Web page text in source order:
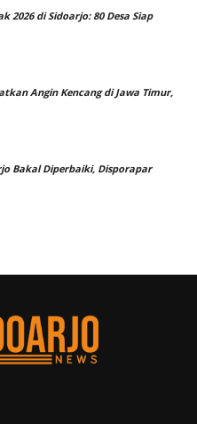
2026 di Sidoarjo: 80 Desa Siap
Angin Kencang di Jawa Timur,
Bakal Diperbaiki, Disporapar